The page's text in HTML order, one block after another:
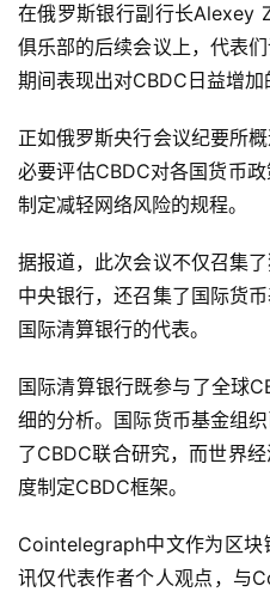
在俄罗斯银行副行长Alexey
俱乐部的后续会议上，代表
期间表现出对CBDC日益增加
正如俄罗斯央行会议纪要所
必要评估CBDC对各国货币
制定减轻网络风险的规程。
据报道，此次会议不仅召集
中央银行，还召集了国际货
国际清算银行的代表。
国际清算银行既参与了全球
细的分析。国际货币基金组
了CBDC联合研究，而世界
度制定CBDC框架。
Cointelegraph中文作为区块
讯仅代表作者个人观点，与